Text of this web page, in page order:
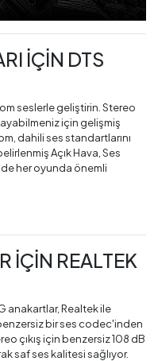
İÇİN DTS
seslerle geliştirin. Stereo
için gelişmiş
dahili ses standartlarını
Açık Hava, Ses
her oyunda önemli
İÇİN REALTEK
anakartlar, Realtek ile
bir ses codec'inden
çıkış için benzersiz 108 dB
saf ses kalitesi sağlıyor.